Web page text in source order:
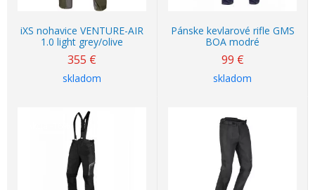
iXS nohavice VENTURE-AIR
1.0 light grey/olive
355 €
skladom
Pánske kevlarové rifle GMS
BOA modré
99 €
skladom